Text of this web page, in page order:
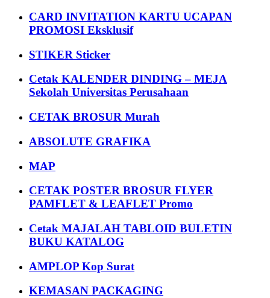
CARD INVITATION KARTU UCAPAN
PROMOSI Eksklusif
STIKER Sticker
Cetak KALENDER DINDING – MEJA
Sekolah Universitas Perusahaan
CETAK BROSUR Murah
ABSOLUTE GRAFIKA
MAP
CETAK POSTER BROSUR FLYER
PAMFLET & LEAFLET Promo
Cetak MAJALAH TABLOID BULETIN
BUKU KATALOG
AMPLOP Kop Surat
KEMASAN PACKAGING